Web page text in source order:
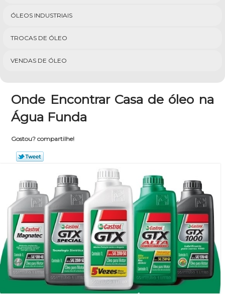
ÓLEOS INDUSTRIAIS
TROCAS DE ÓLEO
VENDAS DE ÓLEO
Onde Encontrar Casa de óleo na
Água Funda
Gostou? compartilhe!